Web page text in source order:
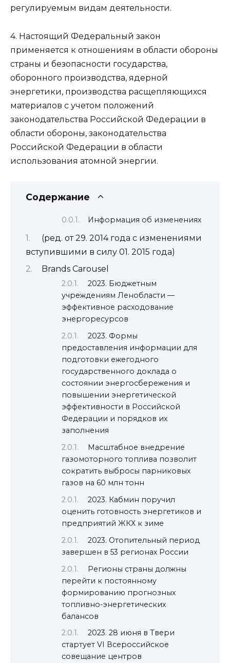
регулируемым видам деятельности.
4. Настоящий Федеральный закон
применяется к отношениям в области обороны
страны и безопасности государства,
оборонного производства, ядерной
энергетики, производства расщепляющихся
материалов с учетом положений
законодательства Российской Федерации в
области обороны, законодательства
Российской Федерации в области
использования атомной энергии.
Содержание
Информация об изменениях
(ред. от 29. 2014 года с изменениями
вступившими в силу 01. 2015 года)
Brands Carousel
2023. Бюджетным
учреждениям Ленобласти —
эффективное расходование
энергоресурсов
2023. Формы
предоставления информации для
подготовки ежегодного
государственного доклада о
состоянии энергосбережения и
повышении энергетической
эффективности в Российской
Федерации и порядков их
заполнения
Масштабное внедрение
газомоторного топлива позволит
сократить выбросы парниковых
газов на 60 млн тонн
2023. Кабмин поручил
оценить готовность энергетиков и
предприятий ЖКХ к зиме
2023. Отопительный период
завершен в 53 регионах России
Регионы страны должны
перейти к постоянному
формированию прогнозных
топливно-энергетических
балансов
2023. 28 июня в Твери
стартует VI Всероссийское
совещание центров